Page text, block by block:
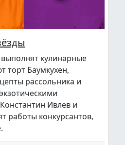
кулинарные
торт Баумкухен,
рассольника и
Ивлев и
работы конкурсантов,